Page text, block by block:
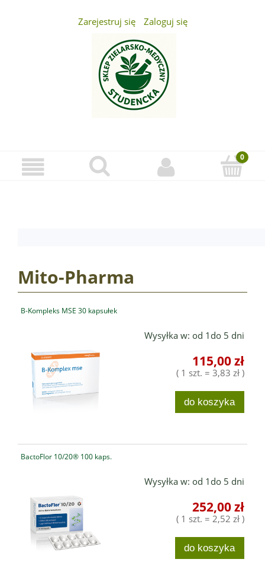
Zarejestruj się Zaloguj się
Mito-Pharma
B-Kompleks MSE 30 kapsułek
Wysyłka w: od 1do 5 dni
115,00 zł
( 1 szt. = 3,83 zł )
do koszyka
BactoFlor 10/20® 100 kaps.
Wysyłka w: od 1do 5 dni
252,00 zł
( 1 szt. = 2,52 zł )
do koszyka